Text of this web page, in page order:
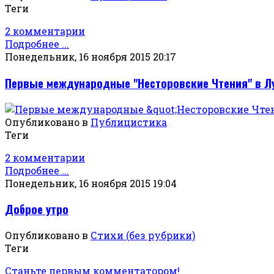
Теги
2 комментарии
Подробнее ...
Понедельник, 16 ноября 2015 20:17
Первые международные "Несторовские Чтения" в
Опубликовано в Публицистика
Теги
2 комментарии
Подробнее ...
Понедельник, 16 ноября 2015 19:04
Доброе утро
Опубликовано в Стихи (без рубрики)
Теги
Станьте первым комментатором!